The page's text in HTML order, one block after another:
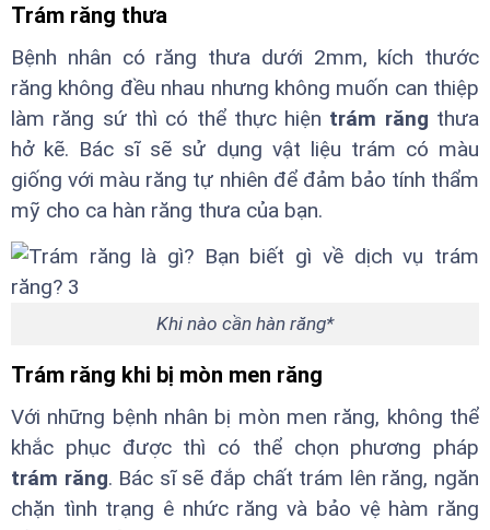
Trám răng thưa
Bệnh nhân có răng thưa dưới 2mm, kích thước
răng không đều nhau nhưng không muốn can thiệp
làm răng sứ thì có thể thực hiện trám răng thưa
hở kẽ. Bác sĩ sẽ sử dụng vật liệu trám có màu
giống với màu răng tự nhiên để đảm bảo tính thẩm
mỹ cho ca hàn răng thưa của bạn.
Khi nào cần hàn răng*
Trám răng khi bị mòn men răng
Với những bệnh nhân bị mòn men răng, không thể
khắc phục được thì có thể chọn phương pháp
trám răng. Bác sĩ sẽ đắp chất trám lên răng, ngăn
chặn tình trạng ê nhức răng và bảo vệ hàm răng